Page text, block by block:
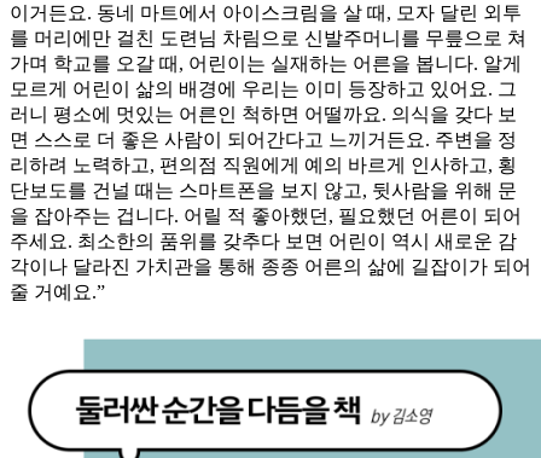
이거든요. 동네 마트에서 아이스크림을 살 때, 모자 달린 외투
를 머리에만 걸친 도련님 차림으로 신발주머니를 무릎으로 쳐
가며 학교를 오갈 때, 어린이는 실재하는 어른을 봅니다. 알게
모르게 어린이 삶의 배경에 우리는 이미 등장하고 있어요. 그
러니 평소에 멋있는 어른인 척하면 어떨까요. 의식을 갖다 보
면 스스로 더 좋은 사람이 되어간다고 느끼거든요. 주변을 정
리하려 노력하고, 편의점 직원에게 예의 바르게 인사하고, 횡
단보도를 건널 때는 스마트폰을 보지 않고, 뒷사람을 위해 문
을 잡아주는 겁니다. 어릴 적 좋아했던, 필요했던 어른이 되어
주세요. 최소한의 품위를 갖추다 보면 어린이 역시 새로운 감
각이나 달라진 가치관을 통해 종종 어른의 삶에 길잡이가 되어
줄 거예요.”